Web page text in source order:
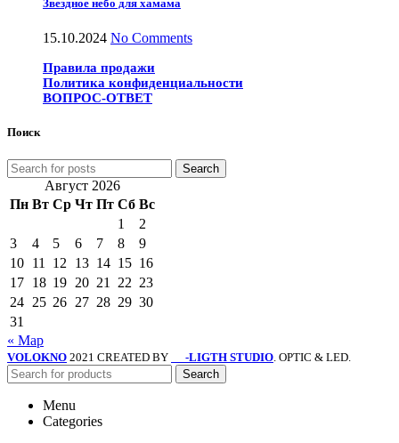
Звездное небо для хамама
15.10.2024 No Comments
Правила продажи
Политика конфиденциальности
ВОПРОС-ОТВЕТ
Поиск
Search
Август 2026
Пн Вт Ср Чт Пт Сб Вс
1
2
3
4 5 6 7 8
9
10 11 12 13 14 15 16
17 18 19 20 21 22 23
24 25 26 27 28 29 30
31
« Мар
VOLOKNO 2021 CREATED BY -LIGTH STUDIO. OPTIC & LED.
Search
Menu
Categories